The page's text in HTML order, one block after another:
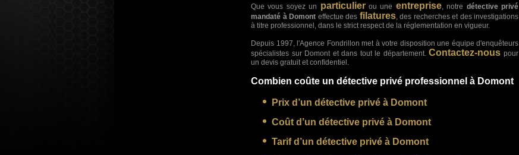
Que vous soyez un particulierou une entreprise, notre détective privé
mandaté à Domont effectue des filatures, des recherches et des investigations
à titre professionnel, dans le strict respect de la réglementation en vigueur.
Depuis 1997, l'Agence Fondrillon met à votre disposition une équipe d'enquêteurs
spécialistes sur Domont et dans tout le département.Contactez-nous pour
un devis gratuit et confidentiel.
Combien coûte un détective privé professionnel à Domont
Prix d’un détective privé à Domont
Coût d’un détective privé à Domont
Tarif d’un détective privé à Domont